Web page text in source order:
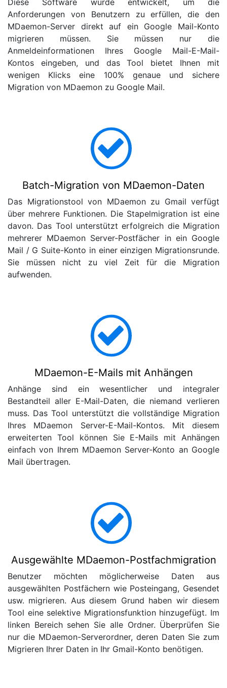
Diese Software wurde entwickelt, um die
Anforderungen von Benutzern zu erfüllen, die den
MDaemon-Server direkt auf ein Google Mail-Konto
migrieren müssen. Sie müssen nur die
Anmeldeinformationen Ihres Google Mail-E-Mail-
Kontos eingeben, und das Tool bietet Ihnen mit
wenigen Klicks eine 100% genaue und sichere
Migration von MDaemon zu Google Mail.
Batch-Migration von MDaemon-Daten
Das Migrationstool von MDaemon zu Gmail verfügt
über mehrere Funktionen. Die Stapelmigration ist eine
davon. Das Tool unterstützt erfolgreich die Migration
mehrerer MDaemon Server-Postfächer in ein Google
Mail / G Suite-Konto in einer einzigen Migrationsrunde.
Sie müssen nicht zu viel Zeit für die Migration
aufwenden.
MDaemon-E-Mails mit Anhängen
Anhänge sind ein wesentlicher und integraler
Bestandteil aller E-Mail-Daten, die niemand verlieren
muss. Das Tool unterstützt die vollständige Migration
Ihres MDaemon Server-E-Mail-Kontos. Mit diesem
erweiterten Tool können Sie E-Mails mit Anhängen
einfach von Ihrem MDaemon Server-Konto an Google
Mail übertragen.
Ausgewählte MDaemon-Postfachmigration
Benutzer möchten möglicherweise Daten aus
ausgewählten Postfächern wie Posteingang, Gesendet
usw. migrieren. Aus diesem Grund haben wir diesem
Tool eine selektive Migrationsfunktion hinzugefügt. Im
linken Bereich sehen Sie alle Ordner. Überprüfen Sie
nur die MDaemon-Serverordner, deren Daten Sie zum
Migrieren Ihrer Daten in Ihr Gmail-Konto benötigen.